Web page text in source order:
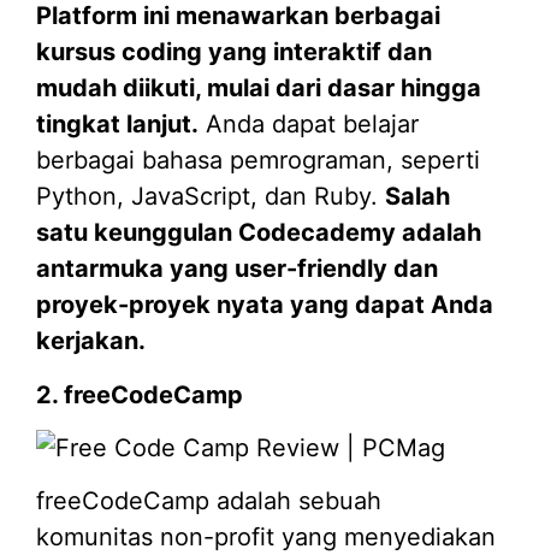
Platform ini menawarkan berbagai
kursus coding yang interaktif dan
mudah diikuti, mulai dari dasar hingga
tingkat lanjut. Anda dapat belajar
berbagai bahasa pemrograman, seperti
Python, JavaScript, dan Ruby. Salah
satu keunggulan Codecademy adalah
antarmuka yang user-friendly dan
proyek-proyek nyata yang dapat Anda
kerjakan.
2. freeCodeCamp
freeCodeCamp adalah sebuah
komunitas non-profit yang menyediakan